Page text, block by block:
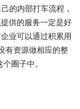
的内部打车流程，
供的服务一定是好
业可以通过积累用
有资源做相应的整
圈子中。